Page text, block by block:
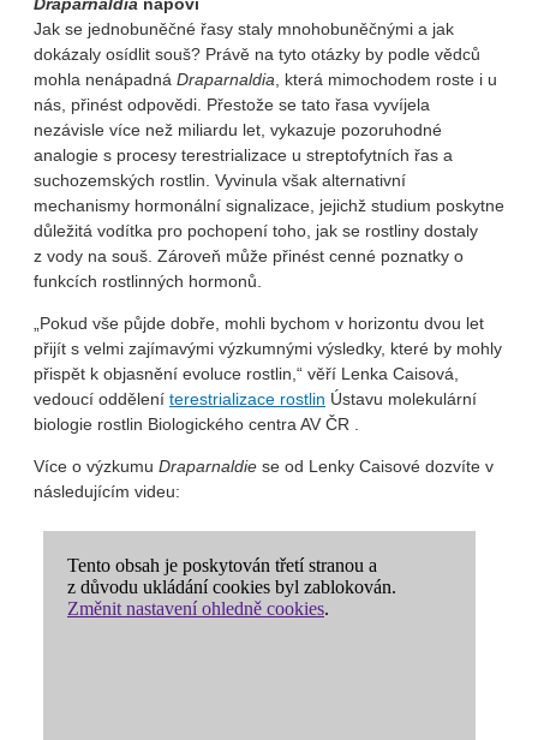
Jak se jednobuněčné řasy staly mnohobuněčnými a jak
dokázaly osídlit souš? Právě na tyto otázky by podle vědců
mohla nenápadná Draparnaldia , která mimochodem roste i u
nás, přinést odpovědi. Přestože se tato řasa vyvíjela
nezávisle více než miliardu let, vykazuje pozoruhodné
analogie s procesy terestrializace u streptofytních řas a
suchozemských rostlin. Vyvinula však alternativní
mechanismy hormonální signalizace, jejichž studium poskytne
důležitá vodítka pro pochopení toho, jak se rostliny dostaly
z vody na souš. Zároveň může přinést cenné poznatky o
funkcích rostlinných hormonů.
„Pokud vše půjde dobře, mohli bychom v horizontu dvou let
přijít s velmi zajímavými výzkumnými výsledky, které by mohly
přispět k objasnění evoluce rostlin,“ věří Lenka Caisová,
vedoucí oddělení terestrializace rostlin Ústavu molekulární
biologie rostlin Biologického centra AV ČR .
Více o výzkumu Draparnaldie se od Lenky Caisové dozvíte v
následujícím videu: